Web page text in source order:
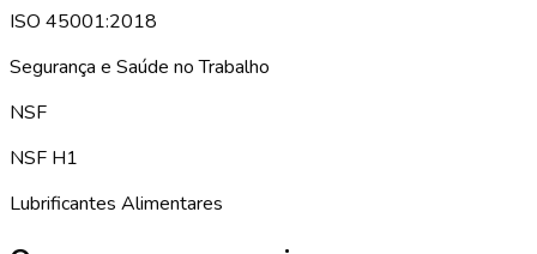
ISO 45001:2018
Segurança e Saúde no Trabalho
NSF
NSF H1
Lubrificantes Alimentares